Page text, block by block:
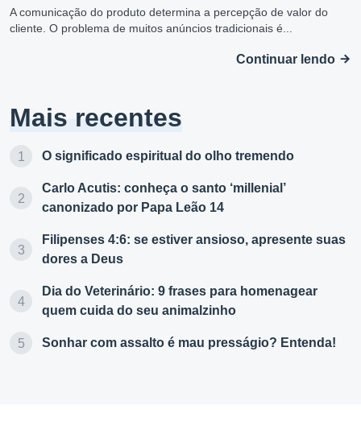
A comunicação do produto determina a percepção de valor do
cliente. O problema de muitos anúncios tradicionais é...
Continuar lendo
Mais recentes
O significado espiritual do olho tremendo
Carlo Acutis: conheça o santo ‘millenial’
canonizado por Papa Leão 14
Filipenses 4:6: se estiver ansioso, apresente suas
dores a Deus
Dia do Veterinário: 9 frases para homenagear
quem cuida do seu animalzinho
Sonhar com assalto é mau presságio? Entenda!